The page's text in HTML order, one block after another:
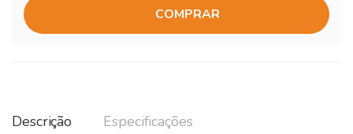
COMPRAR
Descrição Especificações